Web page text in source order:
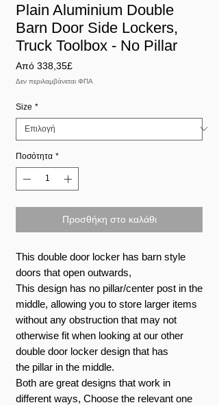
Plain Aluminium Double
Barn Door Side Lockers,
Truck Toolbox - No Pillar
Από 338,35£
Έκπτωσης
Δεν περιλαμβάνεται ΦΠΑ
Size *
Ποσότητα *
Προσθήκη στο καλάθι
This double door locker has barn style
doors that open outwards,
This design has no pillar/center post in the
middle, allowing you to store larger items
without any obstruction that may not
otherwise fit when looking at our other
double door locker design that has
the pillar in the middle.
Both are great designs that work in
different ways, Choose the relevant one